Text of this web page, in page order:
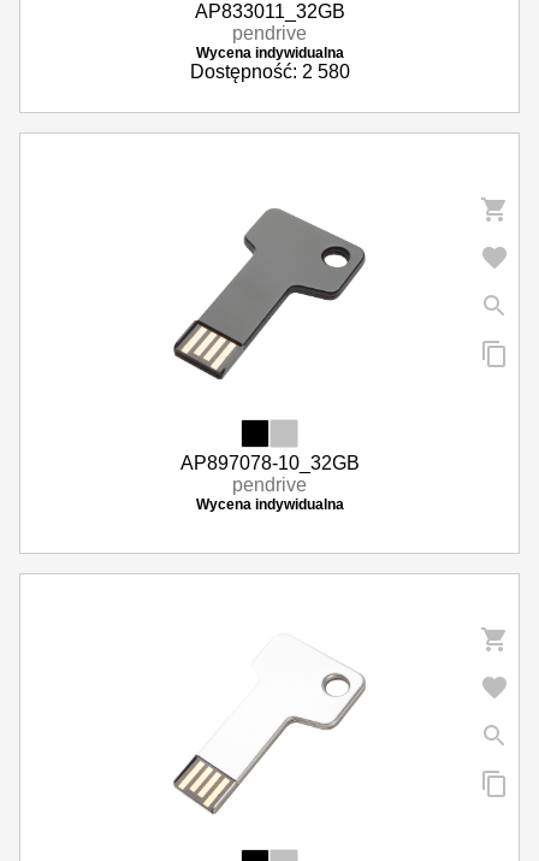
AP833011_32GB
pendrive
Wycena indywidualna
Dostępność: 2 580
AP897078-10_32GB
pendrive
Wycena indywidualna